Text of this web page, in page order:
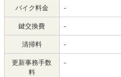
バイク料金 -
鍵交換費 -
清掃料 -
更新事務手数
料
-